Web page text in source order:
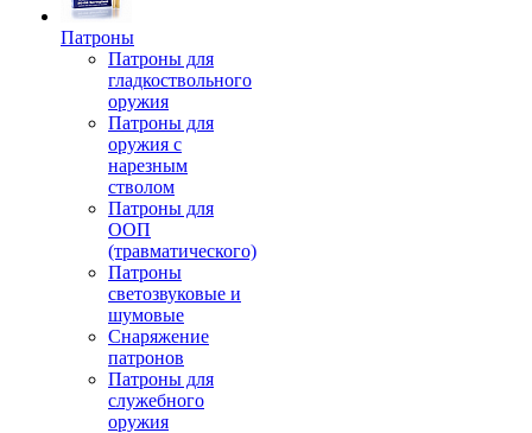
Патроны
Патроны для
гладкоствольного
оружия
Патроны для
оружия с
нарезным
стволом
Патроны для
ООП
(травматического)
Патроны
светозвуковые и
шумовые
Снаряжение
патронов
Патроны для
служебного
оружия